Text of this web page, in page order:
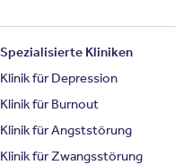
Spezialisierte Kliniken
Klinik für Depression
Klinik für Burnout
Klinik für Angststörung
Klinik für Zwangsstörung